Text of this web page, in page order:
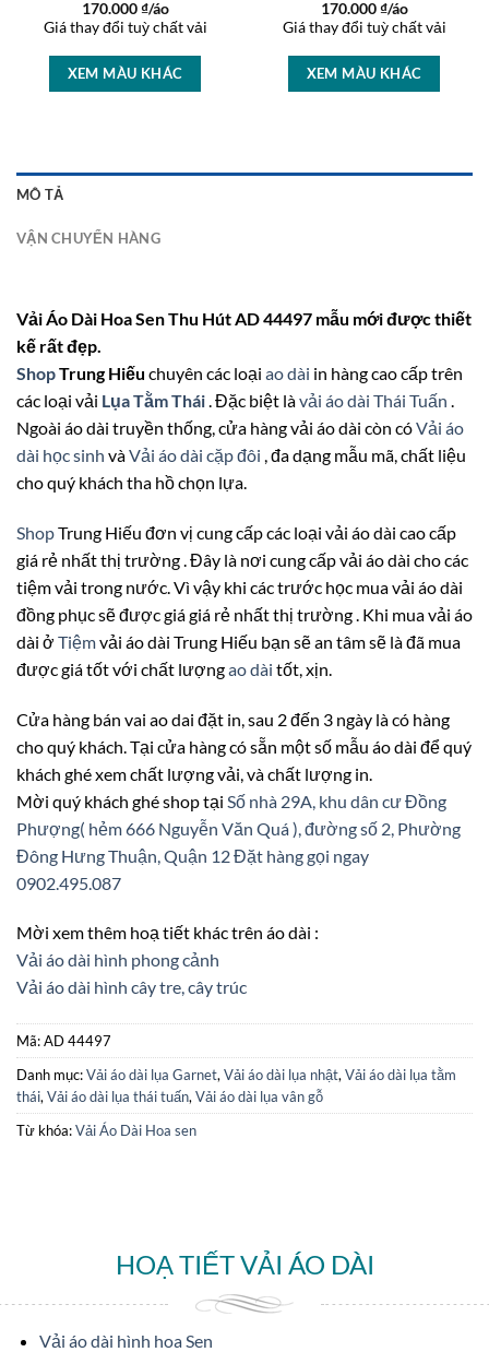
170.000₫/áo
Giá thay đổi tuỳ chất vải
XEM MÀU KHÁC
170.000₫/áo
Giá thay đổi tuỳ chất vải
XEM MÀU KHÁC
MÔ TẢ
VẬN CHUYỂN HÀNG
Vải Áo Dài Hoa Sen Thu Hút AD 44497 mẫu mới được thiết
kế rất đẹp.
ShopTrung Hiếu chuyên các loại ao dài in hàng cao cấp trên
các loại vải Lụa Tằm Thái. Đặc biệt làvải áo dài Thái Tuấn .
Ngoài áo dài truyền thống, cửa hàng vải áo dài còn cóVải áo
dài học sinh vàVải áo dài cặp đôi , đa dạng mẫu mã, chất liệu
cho quý khách tha hồ chọn lựa.
ShopTrung Hiếu đơn vị cung cấp các loại vải áo dài cao cấp
giá rẻ nhất thị trường . Đây là nơi cung cấp vải áo dài cho các
tiệm vải trong nước. Vì vậy khi các trước học mua vải áo dài
đồng phục sẽ được giá giá rẻ nhất thị trường . Khi mua vải áo
dài ở Tiệmvải áo dài Trung Hiếu bạn sẽ an tâm sẽ là đã mua
được giá tốt với chất lượngao dài tốt, xịn.
Cửa hàng bán vai ao dai đặt in, sau 2 đến 3 ngày là có hàng
cho quý khách. Tại cửa hàng có sẵn một số mẫu áo dài để quý
khách ghé xem chất lượng vải, và chất lượng in.
Mời quý khách ghé shop tại Số nhà 29A, khu dân cư Đồng
Phượng( hẻm 666 Nguyễn Văn Quá ), đường số 2, Phường
Đông Hưng Thuận, Quận 12Đặt hàng gọi ngay
0902.495.087
Mời xem thêm hoạ tiết khác trên áo dài :
Vải áo dài hình phong cảnh
Vải áo dài hình cây tre, cây trúc
Mã:AD 44497
Danh mục:Vải áo dài lụa Garnet,Vải áo dài lụa nhật,Vải áo dài lụa tằm
thái,Vải áo dài lụa thái tuấn,Vải áo dài lụa vân gỗ
Từ khóa:Vải Áo Dài Hoa sen
HOẠ TIẾT VẢI ÁO DÀI
Vải áo dài hình hoa Sen